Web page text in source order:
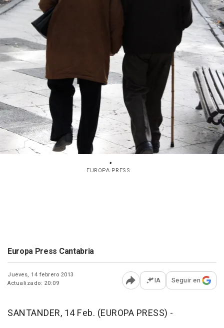
EUROPA PRESS
Europa Press Cantabria
Jueves, 14 febrero 2013
Actualizado: 20:09
Abrir opciones para
IA Seguir en
SANTANDER, 14 Feb. (EUROPA PRESS) -